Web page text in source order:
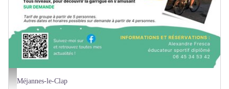
anim été 2026 fresca alex FR.jpg
Méjannes-le-Clap